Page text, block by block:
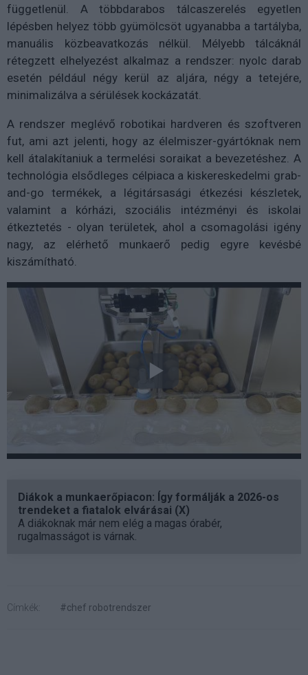
függetlenül. A többdarabos tálcaszerelés egyetlen
lépésben helyez több gyümölcsöt ugyanabba a tartályba,
manuális közbeavatkozás nélkül. Mélyebb tálcáknál
rétegzett elhelyezést alkalmaz a rendszer: nyolc darab
esetén például négy kerül az aljára, négy a tetejére,
minimalizálva a sérülések kockázatát.
A rendszer meglévő robotikai hardveren és szoftveren
fut, ami azt jelenti, hogy az élelmiszer-gyártóknak nem
kell átalakítaniuk a termelési soraikat a bevezetéshez. A
technológia elsődleges célpiaca a kiskereskedelmi grab-
and-go termékek, a légitársasági étkezési készletek,
valamint a kórházi, szociális intézményi és iskolai
étkeztetés - olyan területek, ahol a csomagolási igény
nagy, az elérhető munkaerő pedig egyre kevésbé
kiszámítható.
Diákok a munkaerőpiacon: Így formálják a 2026-os
trendeket a fiatalok elvárásai (X)
A diákoknak már nem elég a magas órabér,
rugalmasságot is várnak.
Címkék: #chef robotrendszer